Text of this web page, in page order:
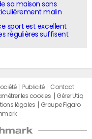
sa maison sans
malin
sport est excellent
régulières suffisent
Publicité
Contact
les cookies
Gérer Utiq
légales
Groupe Figaro